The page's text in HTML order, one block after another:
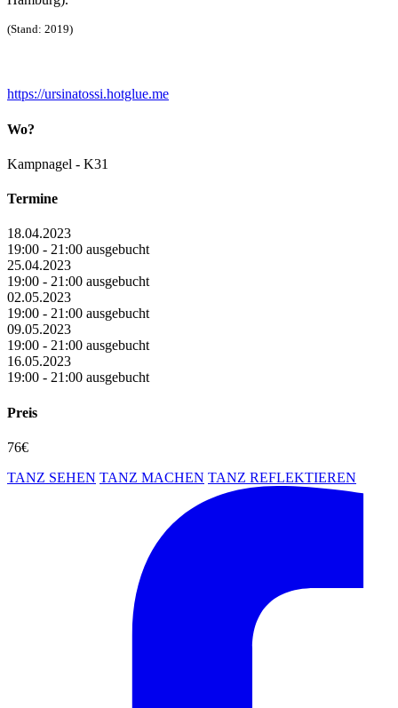
(Stand: 2019)
https://ursinatossi.hotglue.me
Wo?
Kampnagel - K31
Termine
18.04.2023
19:00 - 21:00 ausgebucht
25.04.2023
19:00 - 21:00 ausgebucht
02.05.2023
19:00 - 21:00 ausgebucht
09.05.2023
19:00 - 21:00 ausgebucht
16.05.2023
19:00 - 21:00 ausgebucht
Preis
76€
TANZ SEHEN TANZ MACHEN TANZ REFLEKTIEREN